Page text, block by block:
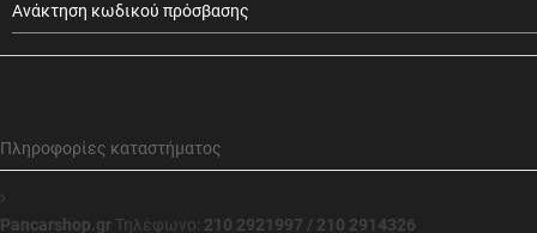
Ανάκτηση κωδικού πρόσβασης
Πληροφορίες καταστήματος
Pancarshop.gr Τηλέφωνο: 210 2921997 / 210 2914326